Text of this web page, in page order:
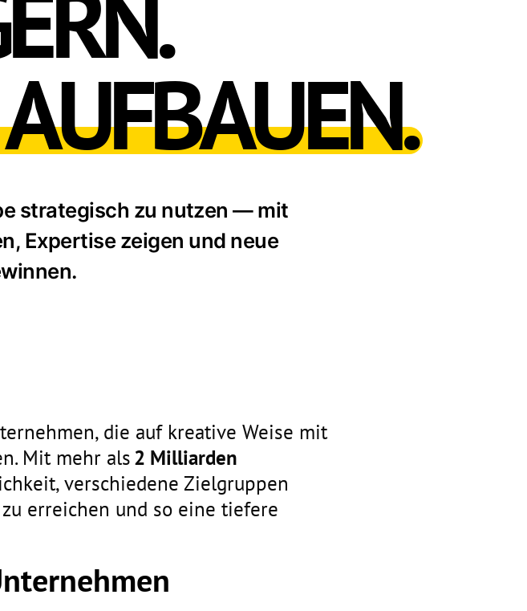
strategisch zu nutzen — mit
Expertise zeigen und neue
die auf kreative Weise mit
Mit mehr als2 Milliarden
verschiedene Zielgruppen
erreichen und so eine tiefere